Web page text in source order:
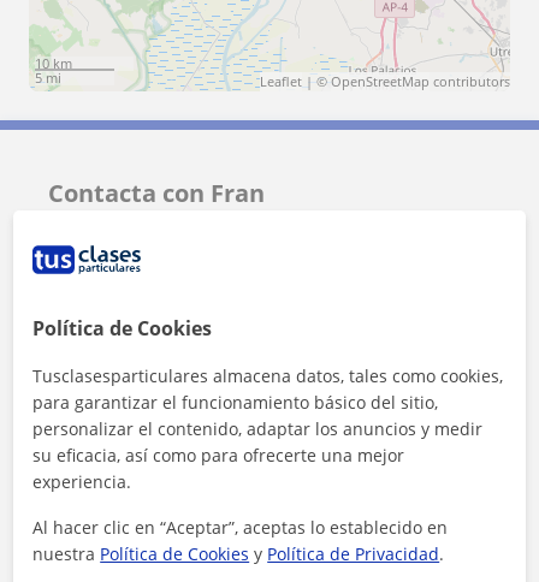
10 km
5 mi
Leaflet | ©OpenStreetMap contributors
Contacta con Fran
Tarifa
Política de Cookies
Tusclasesparticulares almacena datos, tales como cookies,
para garantizar el funcionamiento básico del sitio,
personalizar el contenido, adaptar los anuncios y medir
su eficacia, así como para ofrecerte una mejor
experiencia.
Al hacer clic en “Aceptar”, aceptas lo establecido en
nuestra Política de Cookies y Política de Privacidad.